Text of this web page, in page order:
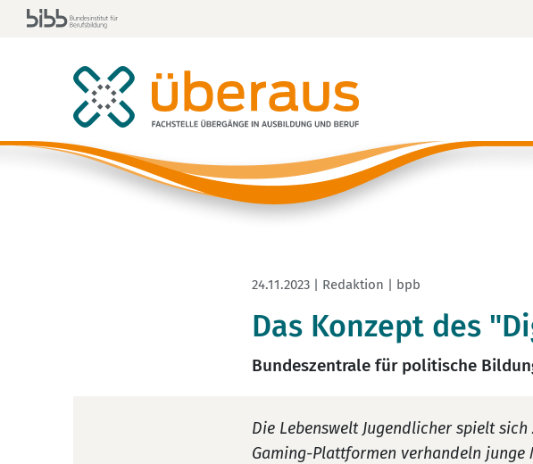
24.11.2023 | Redaktion | bpb
Das Konzept des
Bundeszentrale für politische
Die Lebenswelt Jugendlicher spielt
Gaming-Plattformen verhandeln junge